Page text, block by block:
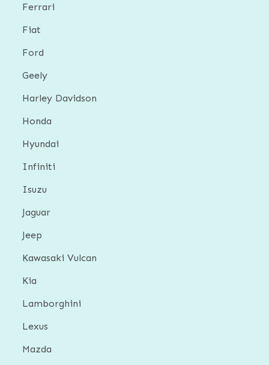
Ferrari
Fiat
Ford
Geely
Harley Davidson
Honda
Hyundai
Infiniti
Isuzu
Jaguar
Jeep
Kawasaki Vulcan
Kia
Lamborghini
Lexus
Mazda